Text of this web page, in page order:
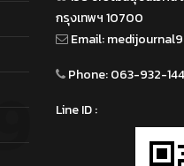
กรุงเทพฯ 10700
Email:
Phone:063-932-
Line ID :